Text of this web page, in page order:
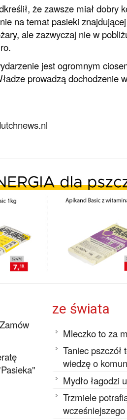
że zawsze miał dobry
na temat pasieki
ale zazwyczaj nie w
jest ogromnym
prowadzą dochodzenie
Zamów
ze świata
Mleczko to za
Taniec
wiedzę o
Mydło łagodzi
Trzmiele